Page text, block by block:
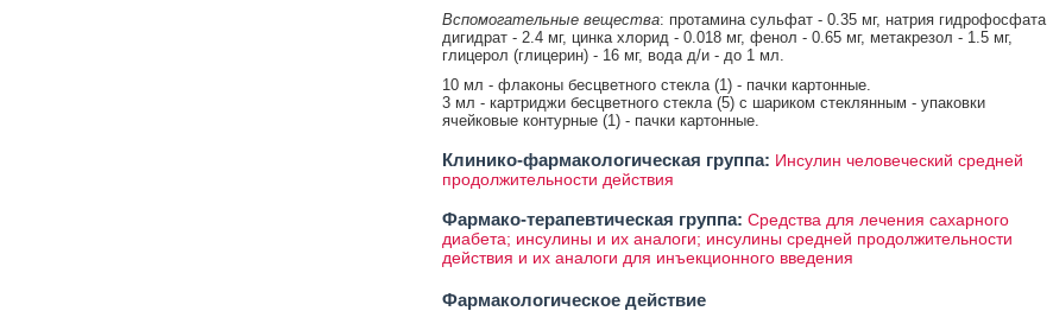
Вспомогательные вещества: протамина сульфат - 0.35 мг, натрия гидрофосфата
дигидрат - 2.4 мг, цинка хлорид - 0.018 мг, фенол - 0.65 мг, метакрезол - 1.5 мг,
глицерол (глицерин) - 16 мг, вода д/и - до 1 мл.
10 мл - флаконы бесцветного стекла (1) - пачки картонные.
3 мл - картриджи бесцветного стекла (5) с шариком стеклянным - упаковки
ячейковые контурные (1) - пачки картонные.
Клинико-фармакологическая группа: Инсулин человеческий средней
продолжительности действия
Фармако-терапевтическая группа: Средства для лечения сахарного
диабета; инсулины и их аналоги; инсулины средней продолжительности
действия и их аналоги для инъекционного введения
Фармакологическое действие